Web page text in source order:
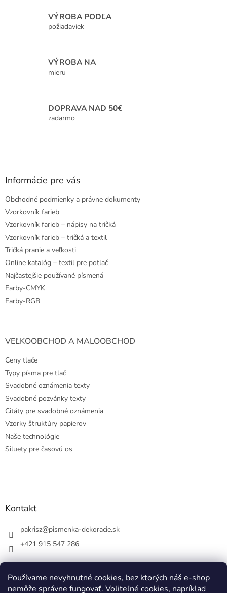
Používame nevyhnutné cookies, bez ktorých náš e-shop
nemôže správne fungovať. Voliteľné cookies, napríklad
i
s
VÝROBA PODĽA
požiadaviek
VÝROBA NA
mieru
DOPRAVA NAD 50€
zadarmo
Z
Informácie pre vás
Obchodné podmienky a právne dokumenty
Vzorkovník farieb
Vzorkovník farieb – nápisy na tričká
Vzorkovník farieb – tričká a textil
Tričká pranie a veľkosti
Online katalóg – textil pre potlač
Najčastejšie používané písmená
Farby-CMYK
Farby-RGB
VEĽKOOBCHOD A MALOOBCHOD
Ceny tlače
Typy písma pre tlač
Svadobné oznámenia texty
Svadobné pozvánky texty
Citáty pre svadobné oznámenia
Vzorky štruktúry papierov
Naše technológie
Siluety pre časovú os
Kontakt
pakrisz@pismenka-dekoracie.sk
+421 915 547 286